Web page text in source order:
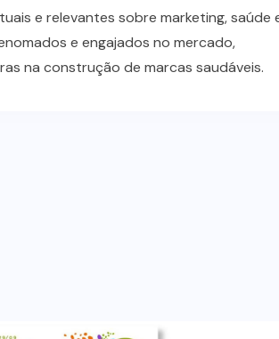
e relevantes sobre marketing, saúde
e engajados no mercado,
na construção de marcas saudáveis.